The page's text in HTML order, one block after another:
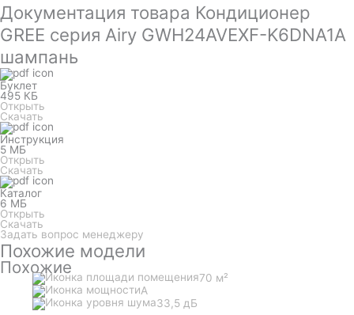
Документация товара Кондиционер
GREE серия Airy GWH24AVEXF-K6DNA1A
шампань
Буклет
495 КБ
Открыть
Скачать
Инструкция
5 МБ
Открыть
Скачать
Каталог
6 МБ
Открыть
Скачать
Задать вопрос менеджеру
Похожие модели
Похожие
70 м²
A
33,5 дБ